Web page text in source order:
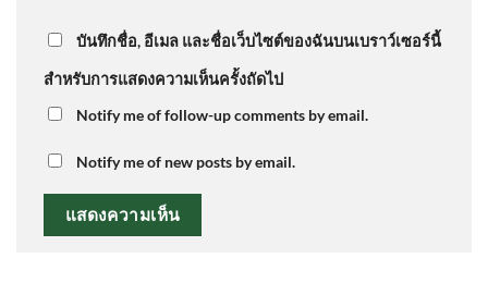
บันทึกชื่อ, อีเมล และชื่อเว็บไซต์ของฉันบนเบราว์เซอร์นี้
สำหรับการแสดงความเห็นครั้งถัดไป
Notify me of follow-up comments by email.
Notify me of new posts by email.